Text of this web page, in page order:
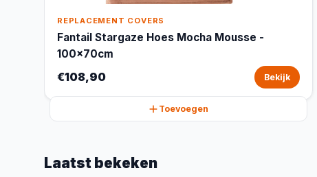
REPLACEMENT COVERS
Fantail Stargaze Hoes Mocha Mousse -
100x70cm
€108,90 Bekijk
Toevoegen
Laatst bekeken